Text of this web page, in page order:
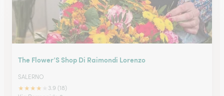
The Flower’S Shop Di Raimondi Lorenzo
SALERNO
★★★★
3.9 (18)